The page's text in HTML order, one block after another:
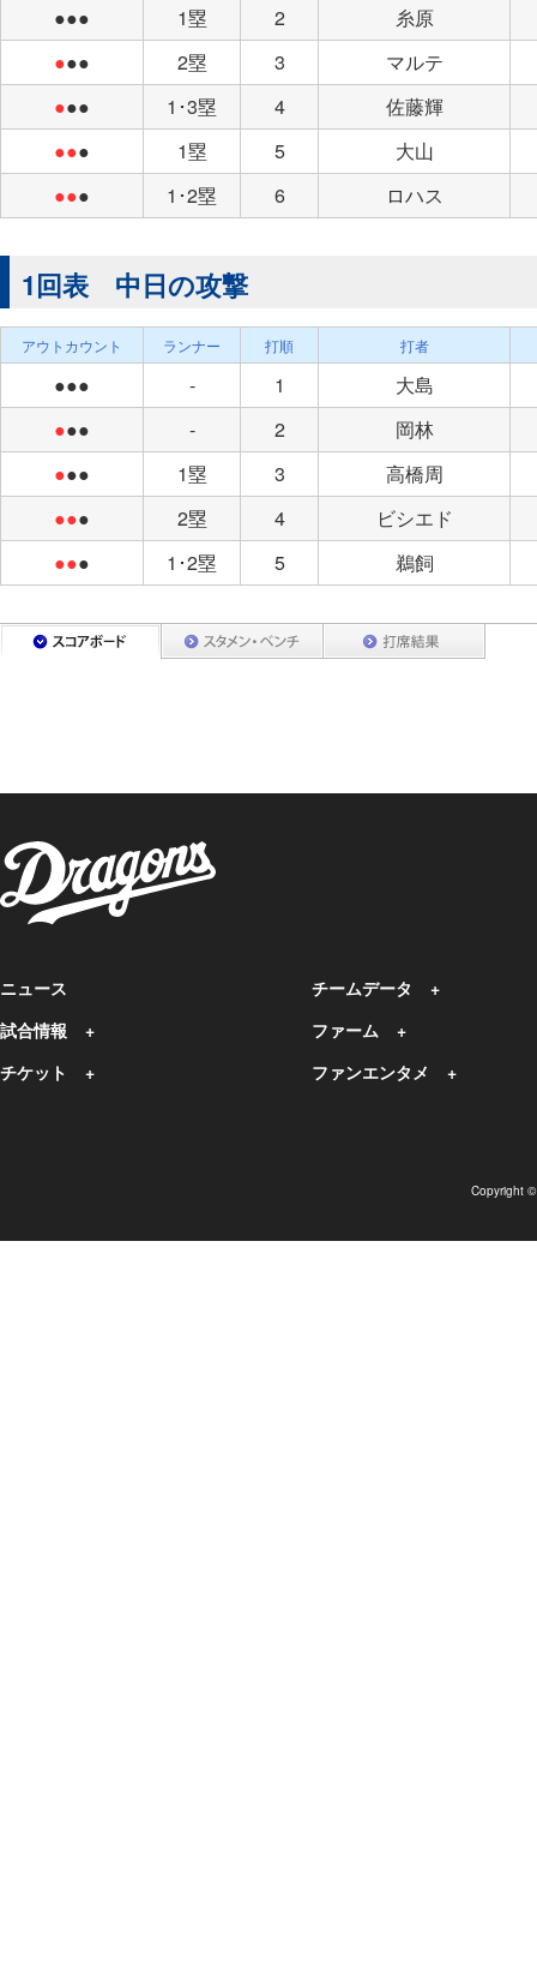
●●●
1塁 2
糸原
●●● 2塁 3
マルテ
●●● 1･3塁 4
佐藤輝
●●● 1塁 5
大山
●●● 1･2塁 6 ロハス
1回表 中日の攻撃
アウトカウント ランナー 打順 打者
●●● - 1
大島
●●● - 2
岡林
●●● 1塁 3
高橋周
●●● 2塁 4
ビシエド
●●● 1･2塁 5 鵜飼
ニュース
試合情報
チケット
チームデータ
ファーム
ファンエンタメ
Copyright